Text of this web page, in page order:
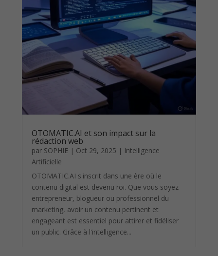
OTOMATIC.AI et son impact sur la
rédaction web
par SOPHIE| Oct 29, 2025 | Intelligence
Artificielle
OTOMATIC.AI s'inscrit dans une ère où le
contenu digital est devenu roi. Que vous soyez
entrepreneur, blogueur ou professionnel du
marketing, avoir un contenu pertinent et
engageant est essentiel pour attirer et fidéliser
un public. Grâce à l'intelligence...